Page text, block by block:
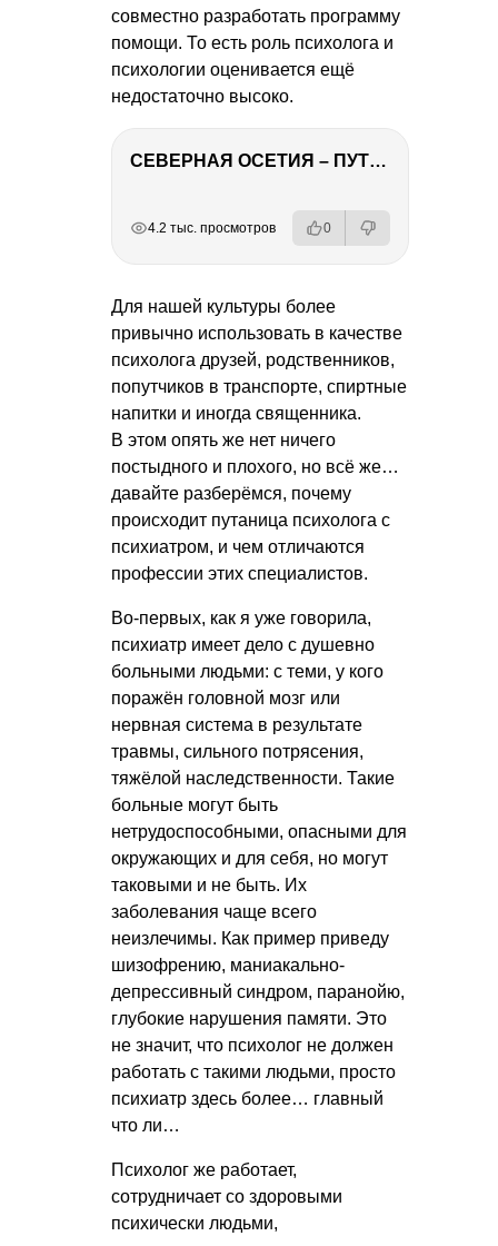
совместно разработать программу
помощи. То есть роль психолога и
психологии оценивается ещё
недостаточно высоко.
СЕВЕРНАЯ ОСЕТИЯ – ПУТЕШЕСТВИЕ НА КАВКАЗ часть 4
4.2 тыс. просмотров 0
Для нашей культуры более
привычно использовать в качестве
психолога друзей, родственников,
попутчиков в транспорте, спиртные
напитки и иногда священника.
В этом опять же нет ничего
постыдного и плохого, но всё же…
давайте разберёмся, почему
происходит путаница психолога с
психиатром, и чем отличаются
профессии этих специалистов.
Во-первых, как я уже говорила,
психиатр имеет дело с душевно
больными людьми: с теми, у кого
поражён головной мозг или
нервная система в результате
травмы, сильного потрясения,
тяжёлой наследственности. Такие
больные могут быть
нетрудоспособными, опасными для
окружающих и для себя, но могут
таковыми и не быть. Их
заболевания чаще всего
неизлечимы. Как пример приведу
шизофрению, маниакально-
депрессивный синдром, паранойю,
глубокие нарушения памяти. Это
не значит, что психолог не должен
работать с такими людьми, просто
психиатр здесь более… главный
что ли…
Психолог же работает,
сотрудничает со здоровыми
психически людьми,